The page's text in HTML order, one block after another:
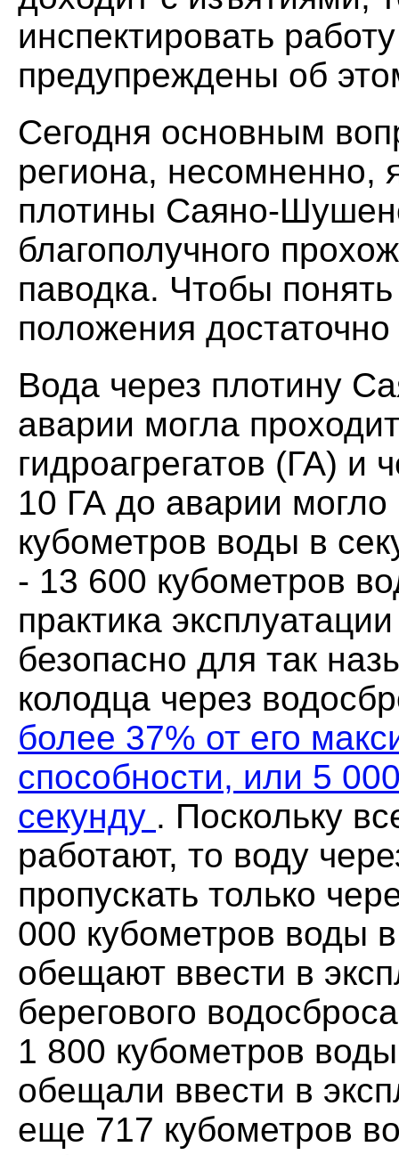
инспектировать
предупреждены об
Сегодня основным
региона, несомненно,
плотины Саяно-
благополучного
паводка. Чтобы
положения
Вода через плотину
аварии могла
гидроагрегатов (ГА) и
10 ГА до аварии могло
кубометров воды в
- 13 600 кубометров
практика
безопасно для так
колодца через
более 37% от его
способности, или 5
секунду . Поскольку
работают, то воду
пропускать только
000 кубометров воды
обещают ввести в
берегового
1 800 кубометров
обещали ввести в
еще 717 кубометров